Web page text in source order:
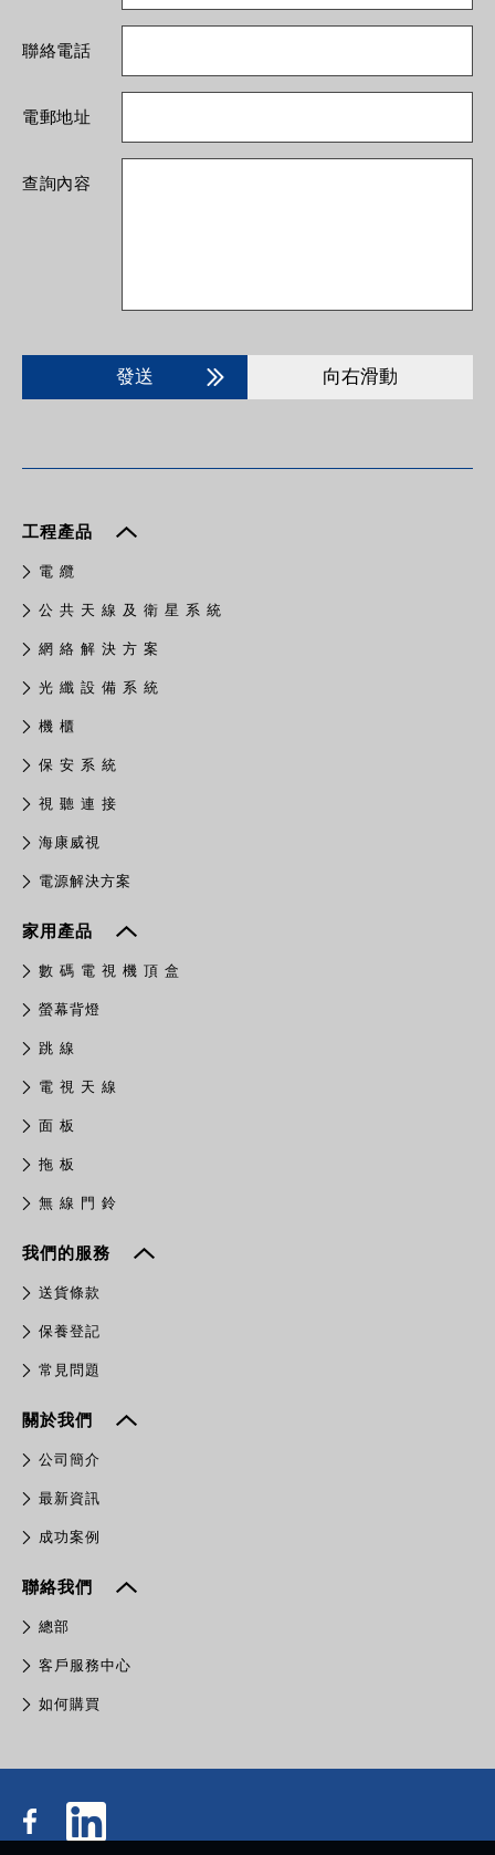
聯絡電話
電郵地址
查詢內容
發送 向右滑動
工程產品
電 纜
公 共 天 線 及 衛 星 系 統
網 絡 解 決 方 案
光 纖 設 備 系 統
機 櫃
保 安 系 統
視 聽 連 接
​海康威視
電源解決方案
家用產品
數 碼 電 視 機 頂 盒
螢幕背燈
跳 線
電 視 天 線
面 板
拖 板
無 線 門 鈴
我們的服務
送貨條款
保養登記
常見問題
關於我們
公司簡介
最新資訊
成功案例
聯絡我們
總部
客戶服務中心
如何購買